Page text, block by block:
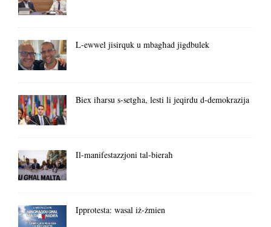
L-ewwel jisirquk u mbagħad jigdbulek
Biex iħarsu s-setgħa, lesti li jeqirdu d-demokrazija
Il-manifestazzjoni tal-bieraħ
Ipprotesta: wasal iż-żmien